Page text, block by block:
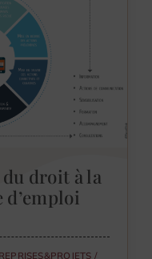
droit à la
/